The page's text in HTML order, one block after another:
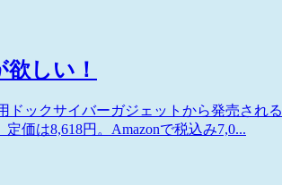
しい！
ドックサイバーガジェットから発売される
価は8,618円。Amazonで税込み7,0...